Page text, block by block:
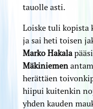
tauolle asti.
Loiske tuli kopista
ja sai heti toisen
Marko Hakala
Mäkiniemen
herättäen
hiipui kuitenkin
yhden kauden